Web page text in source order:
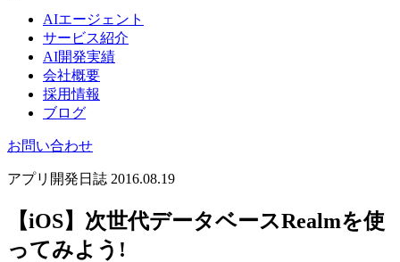
AIエージェント
サービス紹介
AI開発実績
会社概要
採用情報
ブログ
お問い合わせ
アプリ開発日誌 2016.08.19
【iOS】次世代データベースRealmを使
ってみよう!